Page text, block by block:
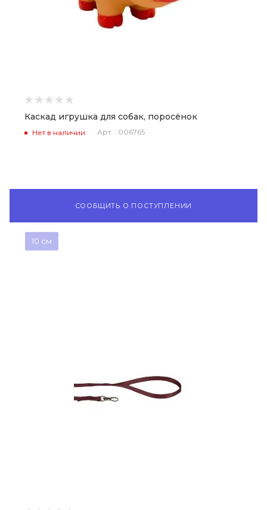
Каскад игрушка для собак, поросёнок
Нет в наличии Арт. : 006765
СООБЩИТЬ О ПОСТУПЛЕНИИ
10 см